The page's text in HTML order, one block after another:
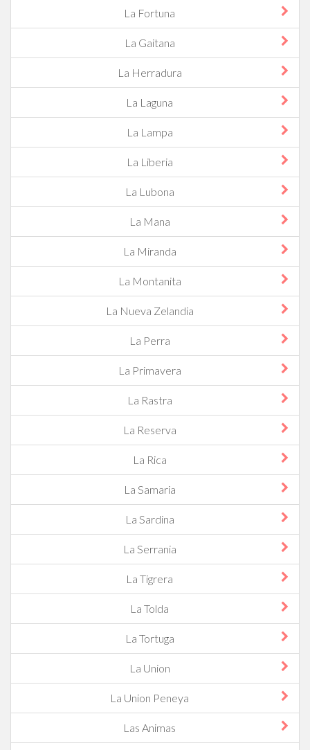
La Fortuna
La Gaitana
La Herradura
La Laguna
La Lampa
La Liberia
La Lubona
La Mana
La Miranda
La Montanita
La Nueva Zelandia
La Perra
La Primavera
La Rastra
La Reserva
La Rica
La Samaria
La Sardina
La Serrania
La Tigrera
La Tolda
La Tortuga
La Union
La Union Peneya
Las Animas